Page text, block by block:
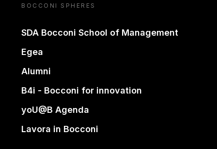
BOCCONI SPHERES
SDA Bocconi School of Management
Egea
Alumni
B4i - Bocconi for innovation
yoU@B Agenda
Lavora in Bocconi